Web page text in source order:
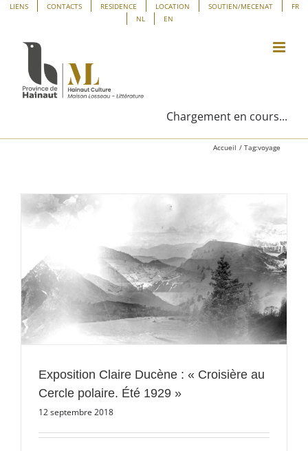
Panneau de gestion des cookies
Passer
contenu
LIENS CONTACTS RESIDENCE LOCATION SOUTIEN/MECENAT
FR
NL
EN
Chargement en cours...
Accueil Tag:voyage
Exposition Claire Ducène : « Croisière au
Cercle polaire. Été 1929 »
12 septembre 2018